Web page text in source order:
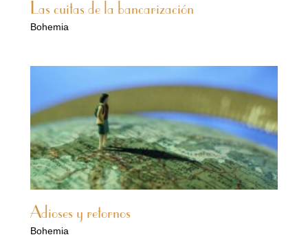
Las cuitas de la bancarización
Bohemia
Adioses y retornos
Bohemia